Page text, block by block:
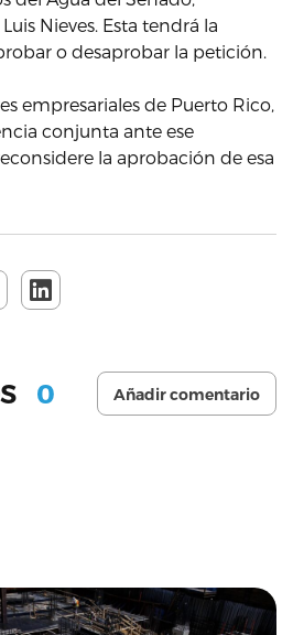
Nieves. Esta tendrá la
o desaprobar la petición.
empresariales de Puerto Rico,
conjunta ante ese
la aprobación de esa
0 Añadir comentario